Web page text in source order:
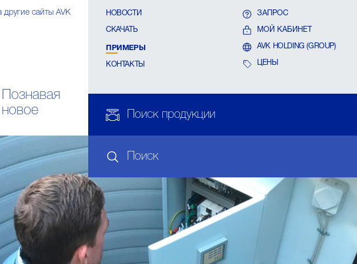
Познавая
новое
Поиск
Поиск продукции
НОВОСТИ
СКАЧАТЬ
ПРИМЕРЫ
КОНТАКТЫ
ЗАПРОС
МОЙ КАБИНЕТ
AVK HOLDING (GROUP)
ЦЕНЫ
другие сайты AVK